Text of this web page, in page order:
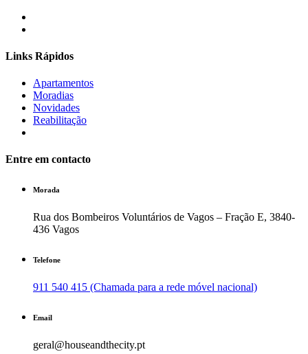
Links Rápidos
Apartamentos
Moradias
Novidades
Reabilitação
Entre em contacto
Morada
Rua dos Bombeiros Voluntários de Vagos – Fração E, 3840-
436 Vagos
Telefone
911 540 415 (Chamada para a rede móvel nacional)
Email
geral@houseandthecity.pt